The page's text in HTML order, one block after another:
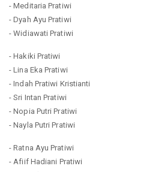
- Meditaria Pratiwi
- Dyah Ayu Pratiwi
- Widiawati Pratiwi
- Hakiki Pratiwi
- Lina Eka Pratiwi
- Indah Pratiwi Kristianti
- Sri Intan Pratiwi
- Nopia Putri Pratiwi
- Nayla Putri Pratiwi
- Ratna Ayu Pratiwi
- Afiif Hadiani Pratiwi